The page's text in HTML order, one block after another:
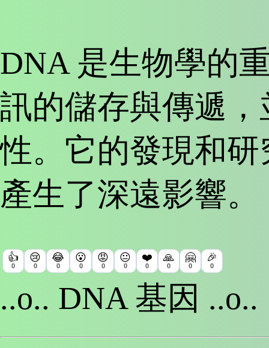
DNA 是生物學的
訊的儲存與傳遞
性。它的發現和
產生了深遠影響。
👍
0
😢
0
😂
0
😮
0
😡
0
😐
0
❤️
0
🙏
0
🤗
0
🎉
0
..o.. DNA 基因 ..o..